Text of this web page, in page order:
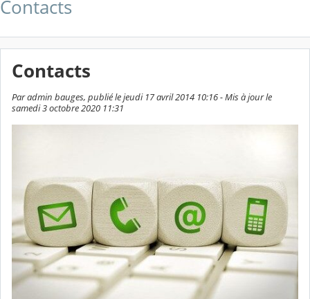
Contacts
Contacts
Par admin bauges, publié le jeudi 17 avril 2014 10:16 - Mis à jour le
samedi 3 octobre 2020 11:31